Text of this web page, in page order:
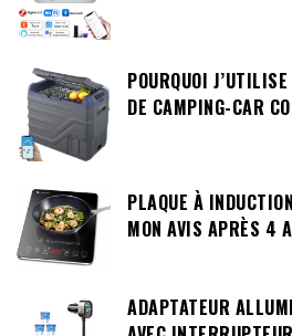
POURQUOI
DE CAMPING-CAR
PLAQUE À
MON AVIS APRÈS 4
ADAPTATEUR